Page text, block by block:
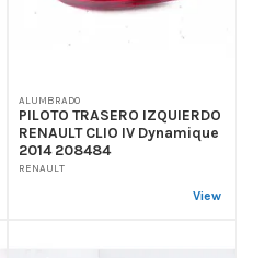
ALUMBRADO
PILOTO TRASERO IZQUIERDO
RENAULT CLIO IV Dynamique
2014 208484
RENAULT
View